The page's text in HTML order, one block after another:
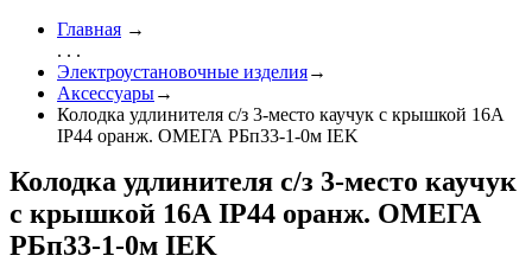
Главная →
. . .
Электроустановочные изделия→
Аксессуары→
Колодка удлинителя с/з 3-место каучук с крышкой 16А
IP44 оранж. ОМЕГА РБп33-1-0м IEK
Колодка удлинителя с/з 3-место каучук
с крышкой 16А IP44 оранж. ОМЕГА
РБп33-1-0м IEK